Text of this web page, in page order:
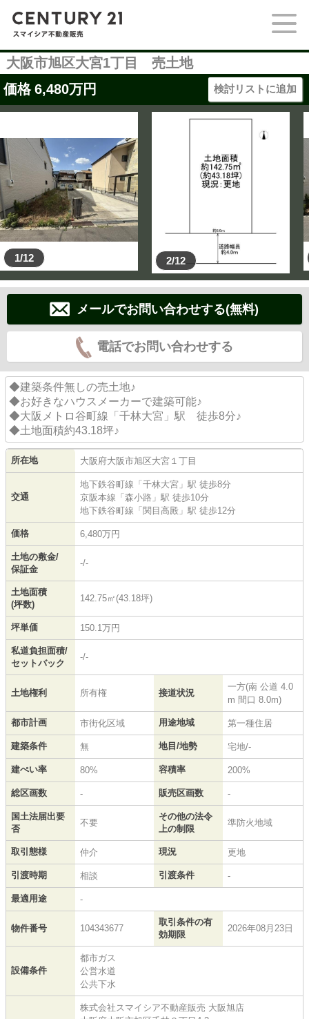
大阪市旭区大宮1丁目 売土地
価格 6,480万円 検討リストに追加
1/12 2/12
メールでお問い合わせする(無料)
電話でお問い合わせする
◆建築条件無しの売土地♪
◆お好きなハウスメーカーで建築可能♪
◆大阪メトロ谷町線「千林大宮」駅 徒歩8分♪
◆土地面積約43.18坪♪
所在地 大阪府大阪市旭区大宮 １丁目
交通
地下鉄谷町線 「 千林大宮 」駅 徒歩8分
京阪本線 「 森小路 」駅 徒歩10分
地下鉄谷町線 「 関目高殿 」駅 徒歩12分
価格 6,480万円
土地の敷金/
保証金
-/-
土地面積
(坪数)
142.75㎡(43.18坪)
坪単価 150.1万円
私道負担面積/
セットバック
-/-
土地権利 所有権 接道状況
一方(南 公道 4.0
m 間口 8.0m)
都市計画 市街化区域 用途地域 第一種住居
建築条件 無 地目/地勢 宅地/-
建ぺい率 80% 容積率 200%
総区画数 - 販売区画数 -
国土法届出要
否
不要
その他の法令
上の制限
準防火地域
取引態様 仲介 現況 更地
引渡時期 相談 引渡条件 -
最適用途 -
物件番号 104343677
取引条件の有
効期限
2026年08月23日
設備条件
都市ガス
公営水道
公共下水
株式会社スマイシア不動産販売 大阪旭店